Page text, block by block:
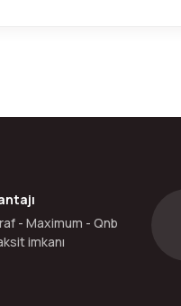
- Maximum - Qnb
imkanı